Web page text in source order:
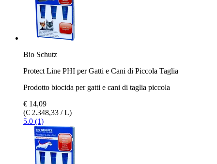
Bio Schutz
Protect Line PHI per Gatti e Cani di Piccola Taglia
Prodotto biocida per gatti e cani di taglia piccola
€ 14,09
(€ 2.348,33 / L)
5.0 (1)